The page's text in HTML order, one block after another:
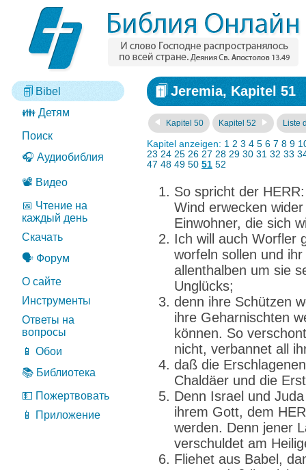
Bibel
👪 Детям
Поиск
🎧 Аудиобиблия
📽️ Видео
📅 Чтение на
каждый день
Скачать
🗣️ Форум
О сайте
Инструменты
Ответы на
вопросы
📱 Обои
📚 Библиотека
💵 Пожертвовать
📱 Приложение
Jeremia, Kapitel 51
Kapitel 50 Kapitel 52 Liste
Kapitel anzeigen: 1 2 3 4 5 6 7 8 9
23 24 25 26 27 28 29 30 31 32 33
47 48 49 50 51 52
So spricht der
Wind erwecken
Einwohner, die sich
Ich will auch Worfler
worfeln sollen und
allenthalben um sie
Unglücks;
denn ihre Schützen
ihre Geharnischten
können. So
nicht, verbannet all
daß die
Chaldäer und die
Denn Israel und
ihrem Gott, dem
werden. Denn jener
verschuldet am
Fliehet aus Babel,